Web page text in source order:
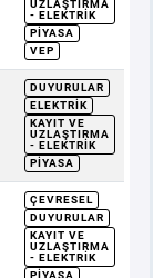
UZLAŞTIRMA
- ELEKTRIK
PIYASA
VEP
DUYURULAR
ELEKTRIK
KAYIT VE
UZLAŞTIRMA
- ELEKTRIK
PIYASA
ÇEVRESEL
DUYURULAR
KAYIT VE
UZLAŞTIRMA
- ELEKTRIK
PIYASA